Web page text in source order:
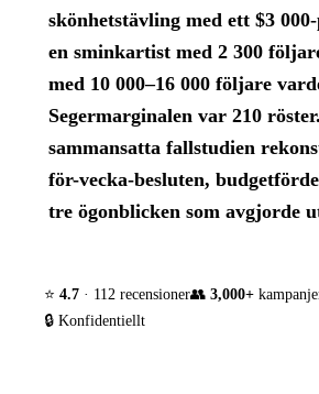
skönhets­tävling med ett $3
en sminkartist med 2 300
med 10 000–16 000 följare
Segermarginalen var 210
sammansatta fallstudien
för-vecka-besluten,
tre ögonblicken som avgjorde
⭐ 4.7 · 112 recensioner👥 3,000+
🔒 Konfidentiellt